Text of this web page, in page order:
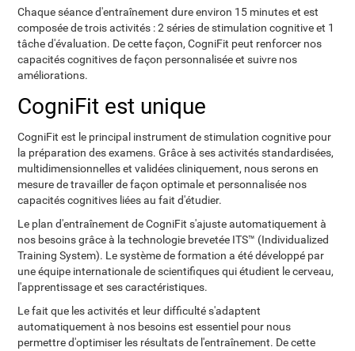
Chaque séance d'entraînement dure environ 15 minutes et est
composée de trois activités : 2 séries de stimulation cognitive et 1
tâche d'évaluation. De cette façon, CogniFit peut renforcer nos
capacités cognitives de façon personnalisée et suivre nos
améliorations.
CogniFit est unique
CogniFit est le principal instrument de stimulation cognitive pour
la préparation des examens. Grâce à ses activités standardisées,
multidimensionnelles et validées cliniquement, nous serons en
mesure de travailler de façon optimale et personnalisée nos
capacités cognitives liées au fait d'étudier.
Le plan d'entraînement de CogniFit s'ajuste automatiquement à
nos besoins grâce à la technologie brevetée ITS™ (Individualized
Training System). Le système de formation a été développé par
une équipe internationale de scientifiques qui étudient le cerveau,
l'apprentissage et ses caractéristiques.
Le fait que les activités et leur difficulté s'adaptent
automatiquement à nos besoins est essentiel pour nous
permettre d'optimiser les résultats de l'entraînement. De cette